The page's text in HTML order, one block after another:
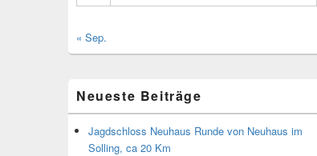
« Sep.
Neueste Beiträge
Jagdschloss Neuhaus Runde von Neuhaus im
Solling, ca 20 Km